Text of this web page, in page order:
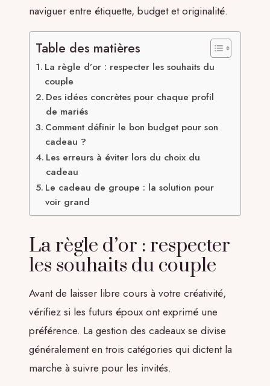
naviguer entre étiquette, budget et originalité.
Table des matières
La règle d’or : respecter les souhaits du
couple
Des idées concrètes pour chaque profil
de mariés
Comment définir le bon budget pour son
cadeau ?
Les erreurs à éviter lors du choix du
cadeau
Le cadeau de groupe : la solution pour
voir grand
La règle d’or : respecter
les souhaits du couple
Avant de laisser libre cours à votre créativité,
vérifiez si les futurs époux ont exprimé une
préférence. La gestion des cadeaux se divise
généralement en trois catégories qui dictent la
marche à suivre pour les invités.